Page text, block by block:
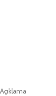
Açıklama